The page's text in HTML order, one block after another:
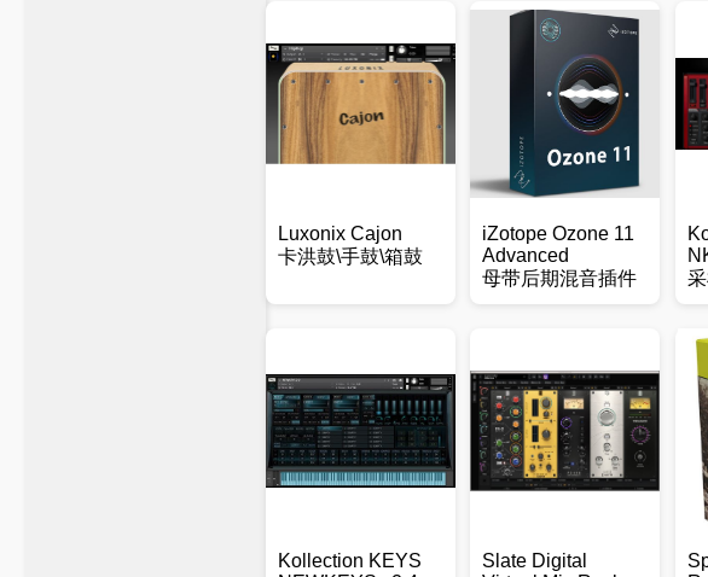
Luxonix Cajon
卡洪鼓\手鼓\箱鼓
iZotope Ozone 11
Advanced
母带后期混音插件
Kollection KEYS
Slate Digital